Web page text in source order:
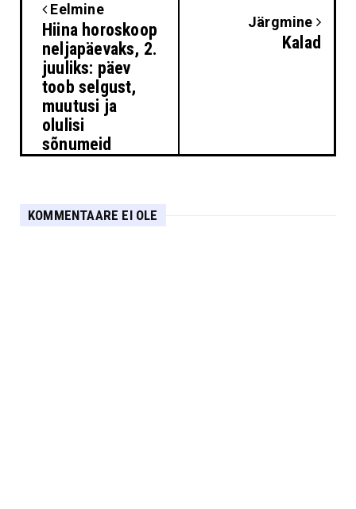
Eelmine
Hiina horoskoop
neljapäevaks, 2.
juuliks: päev
toob selgust,
muutusi ja
olulisi
sõnumeid
Järgmine
Kalad
KOMMENTAARE EI OLE